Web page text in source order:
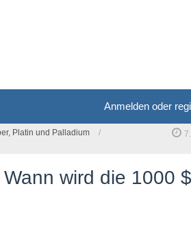
Anmelden oder
Platin und Palladium
wird die 1000